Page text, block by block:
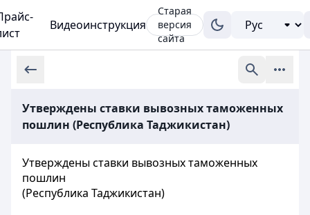
Видеоинструкция
Старая
версия
сайта
Утверждены ставки вывозных таможенных
пошлин (Республика Таджикистан)
Утверждены ставки вывозных таможенных
пошлин
(Республика Таджикистан)